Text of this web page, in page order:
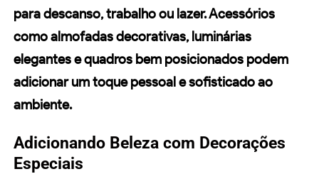
para descanso, trabalho ou lazer. Acessórios
como almofadas decorativas, luminárias
elegantes e quadros bem posicionados podem
adicionar um toque pessoal e sofisticado ao
ambiente.
Adicionando Beleza com Decorações
Especiais